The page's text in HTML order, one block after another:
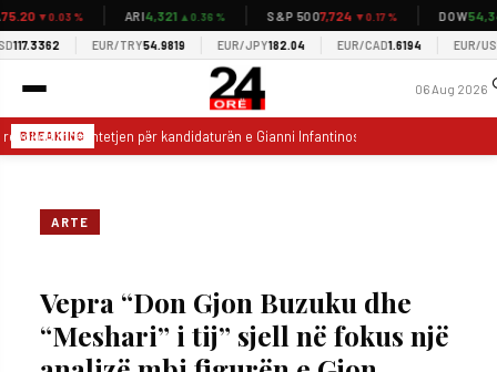
▼0.03 % ARI4,321▲0.36 % S&P 5007,724▼0.17 % DOW
EUR/TRY54.9819 EUR/JPY182.04 EUR/CAD1.6194 EUR/USD
06 Aug 2026
BREAKING
revokon mbështetjen për kandidaturën e Gianni Infantinos për President të
ARTE
Vepra “Don Gjon Buzuku dhe
“Meshari” i tij” sjell në fokus një